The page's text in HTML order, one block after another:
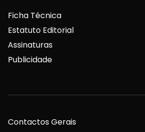
Ficha Técnica
Estatuto Editorial
Assinaturas
Publicidade
Contactos Gerais